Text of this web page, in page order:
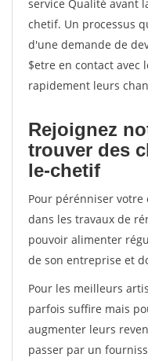
service Qualité avant
chetif. Un processus
d'une demande de
$etre en contact avec
rapidement leurs
Rejoignez
trouver des
le-chetif
Pour pérénniser
dans les travaux de
pouvoir alimenter
de son entreprise et
Pour les meilleurs
parfois suffire mais
augmenter leurs
passer par un